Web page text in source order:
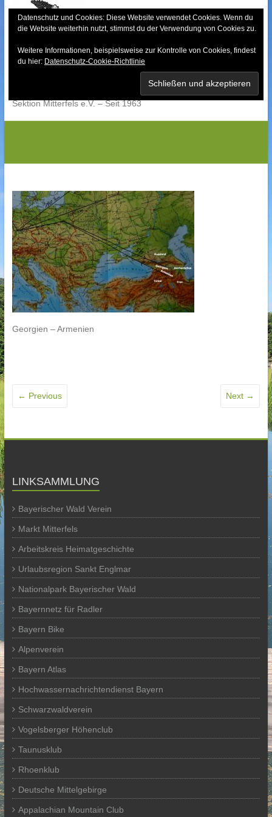
content
Bayerischer Wald-
Sektion Mitterfels e.V. – Seit 1963
Georgien – Armenien
← Previous Next →
LINKSAMMLUNG
Bayerischer Wald Verein
Markt Mitterfels
Arbeitskreis Heimatgeschichte
Urlaubsregion Sankt Englmar
Nationalpark Bayerischer Wald
Bayernnetz für Radler
Bayern Bike
Alpenverein
Bayern Atlas
Hochwassernachrichtendienst Bayern
Schwarzwaldverein
Vogelsberger Höhenclub
Taunusklub
Rhoenklub
Deutsche Mittelgebirge
Appalachian Mountain Club
Datenschutz und Cookies: Diese Website verwendet Cookies. Wenn du
die Website weiterhin nutzt, stimmst du der Verwendung von Cookies zu.
Weitere Informationen, beispielsweise zur Kontrolle von Cookies, findest
du hier: Datenschutz-Cookie-Richtlinie